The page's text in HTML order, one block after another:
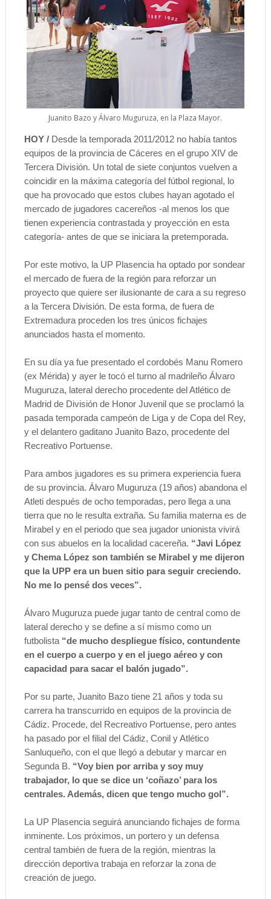
Juanito Bazo y Álvaro Muguruza, en la Plaza Mayor.
HOY /Desde la temporada 2011/2012 no había tantos
equipos de la provincia de Cáceres en el grupo XIV de
Tercera División. Un total de siete conjuntos vuelven a
coincidir en la máxima categoría del fútbol regional, lo
que ha provocado que estos clubes hayan agotado el
mercado de jugadores cacereños -al menos los que
tienen experiencia contrastada y proyección en esta
categoría- antes de que se iniciara la pretemporada.
Por este motivo, la UP Plasencia ha optado por sondear
el mercado de fuera de la región para reforzar un
proyecto que quiere ser ilusionante de cara a su regreso
a la Tercera División. De esta forma, de fuera de
Extremadura proceden los tres únicos fichajes
anunciados hasta el momento.
En su día ya fue presentado el cordobés Manu Romero
(ex Mérida) y ayer le tocó el turno al madrileño Álvaro
Muguruza, lateral derecho procedente del Atlético de
Madrid de División de Honor Juvenil que se proclamó la
pasada temporada campeón de Liga y de Copa del Rey,
y el delantero gaditano Juanito Bazo, procedente del
Recreativo Portuense.
Para ambos jugadores es su primera experiencia fuera
de su provincia. Álvaro Muguruza (19 años) abandona el
Atleti después de ocho temporadas, pero llega a una
tierra que no le resulta extraña. Su familia materna es de
Mirabel y en el periodo que sea jugador unionista vivirá
con sus abuelos en la localidad cacereña. “Javi López
y Chema López son también se Mirabel y me dijeron
que la UPP era un buen sitio para seguir creciendo.
No me lo pensé dos veces”.
Álvaro Muguruza puede jugar tanto de central como de
lateral derecho y se define a sí mismo como un
futbolista “de mucho despliegue físico, contundente
en el cuerpo a cuerpo y en el juego aéreo y con
capacidad para sacar el balón jugado”.
Por su parte, Juanito Bazo tiene 21 años y toda su
carrera ha transcurrido en equipos de la provincia de
Cádiz. Procede, del Recreativo Portuense, pero antes
ha pasado por el filial del Cádiz, Conil y Atlético
Sanluqueño, con el que llegó a debutar y marcar en
Segunda B. “Voy bien por arriba y soy muy
trabajador, lo que se dice un ‘coñazo’ para los
centrales. Además, dicen que tengo mucho gol”.
La UP Plasencia seguirá anunciando fichajes de forma
inminente. Los próximos, un portero y un defensa
central también de fuera de la región, mientras la
dirección deportiva trabaja en reforzar la zona de
creación de juego.